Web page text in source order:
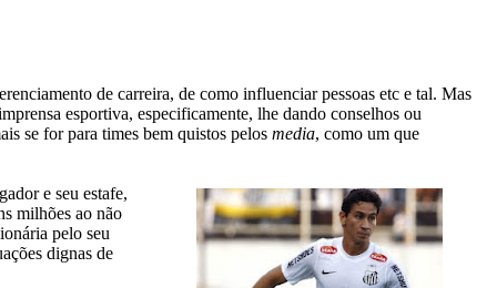
de carreira, de como influenciar pessoas etc e tal. Mas
esportiva, especificamente, lhe dando conselhos ou
se for para times bem quistos pelos media, como um que
e seu estafe,
milhões ao não
pelo seu
dignas de